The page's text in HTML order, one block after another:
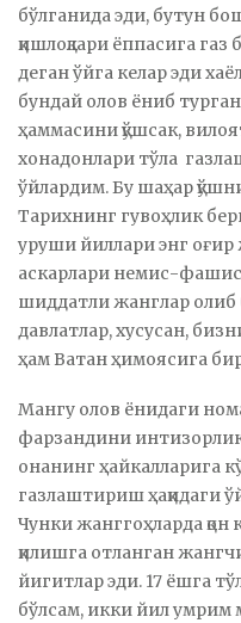
бўлганида эди, бутун
қишлоқлари ёппасига
деган ўйга келар эди
бундай олов ёниб
ҳаммасини қўшсак,
хонадонлари тўла
ўйлардим. Бу шаҳар
Тарихнинг гувоҳлик
уруши йиллари энг оғир
аскарлари немис-
шиддатли жанглар олиб
давлатлар, хусусан,
ҳам Ватан ҳимоясига
Мангу олов ёнидаги
фарзандини
онанинг ҳайкалларига
газлаштириш ҳақидаги
Чунки жанггоҳларда
қилишга отланган
йигитлар эди. 17 ёшга
бўлсам, икки йил умрим